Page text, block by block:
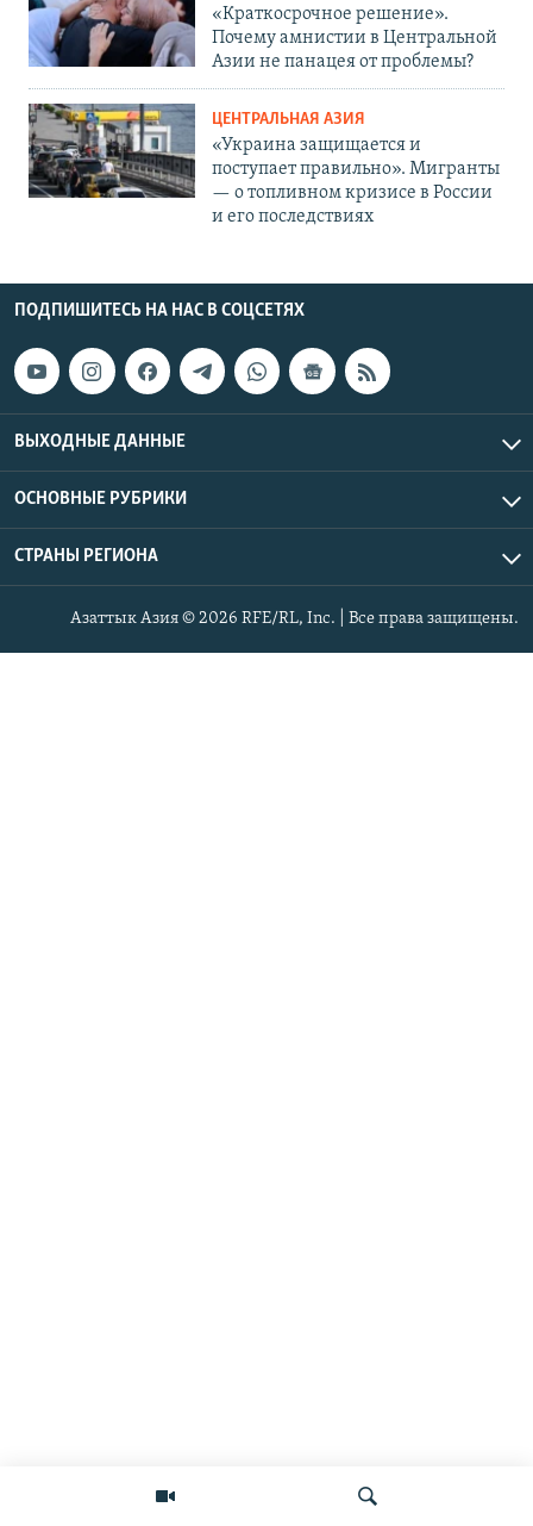
«Краткосрочное решение».
Почему амнистии в Центральной
Азии не панацея от проблемы?
ЦЕНТРАЛЬНАЯ АЗИЯ
«Украина защищается и
поступает правильно». Мигранты
— о топливном кризисе в России
и его последствиях
ПОДПИШИТЕСЬ НА НАС В СОЦСЕТЯХ
ВЫХОДНЫЕ ДАННЫЕ
ОСНОВНЫЕ РУБРИКИ
СТРАНЫ РЕГИОНА
Азаттык Азия © 2026 RFE/RL, Inc. | Все права защищены.